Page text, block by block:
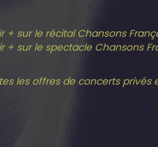
+ sur le récital Chansons
+ sur le spectacle Chansons
les offres de concerts privés